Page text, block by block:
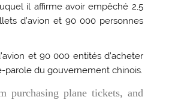
il affirme avoir empêché 2,5
d’avion et 90 000 personnes
et 90 000 entités d’acheter
parole du gouvernement chinois.
purchasing plane tickets, and